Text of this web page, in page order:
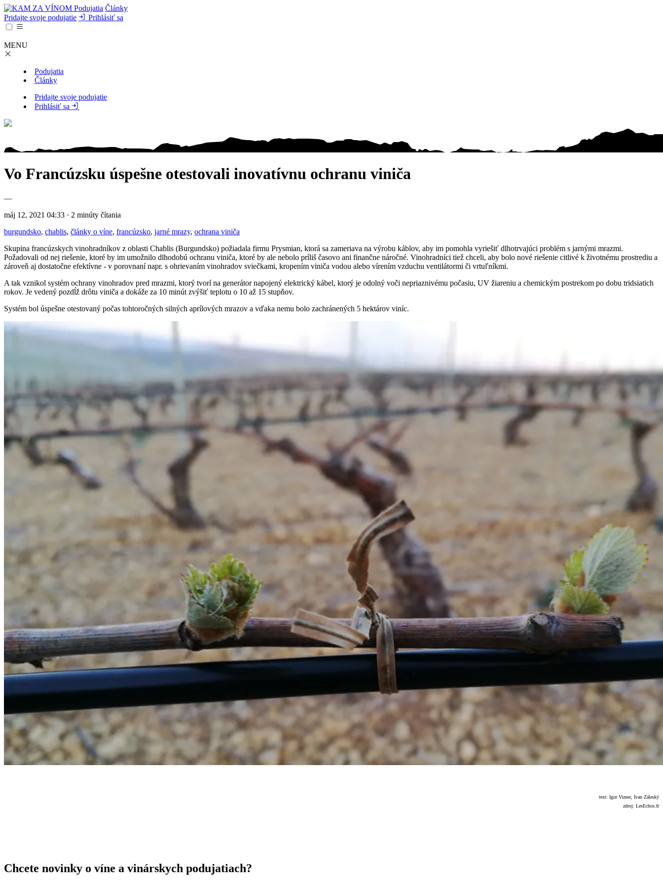
Podujatia Články
Pridajte svoje podujatie
Prihlásiť sa
MENU
Podujatia
Články
Pridajte svoje podujatie
Prihlásiť sa
Vo Francúzsku úspešne otestovali inovatívnu ochranu viniča
—
máj 12, 2021 04:33 · 2 minúty čítania
burgundsko, chablis, články o víne, francúzsko, jarné mrazy, ochrana viniča
Skupina francúzskych vinohradníkov z oblasti Chablis (Burgundsko) požiadala firmu Prysmian, ktorá sa zameriava na výrobu káblov, aby im pomohla vyriešiť dlhotrvajúci problém s jarnými mrazmi.
Požadovali od nej riešenie, ktoré by im umožnilo dlhodobú ochranu viniča, ktoré by ale nebolo príliš časovo ani finančne náročné. Vinohradníci tiež chceli, aby bolo nové riešenie citlivé k životnému prostrediu a
zároveň aj dostatočne efektívne - v porovnaní napr. s ohrievaním vinohradov sviečkami, kropením viniča vodou alebo vírením vzduchu ventilátormi či vrtuľníkmi.
A tak vznikol systém ochrany vinohradov pred mrazmi, ktorý tvorí na generátor napojený elektrický kábel, ktorý je odolný voči nepriaznivému počasiu, UV žiareniu a chemickým postrekom po dobu tridsiatich
rokov. Je vedený pozdĺž drôtu viniča a dokáže za 10 minút zvýšiť teplotu o 10 až 15 stupňov.
Systém bol úspešne otestovaný počas tohtoročných silných aprílových mrazov a vďaka nemu bolo zachránených 5 hektárov viníc.
text: Igor Vizner, Ivan Záleský
zdroj: LesEchos.fr
Chcete novinky o víne a vinárskych podujatiach?